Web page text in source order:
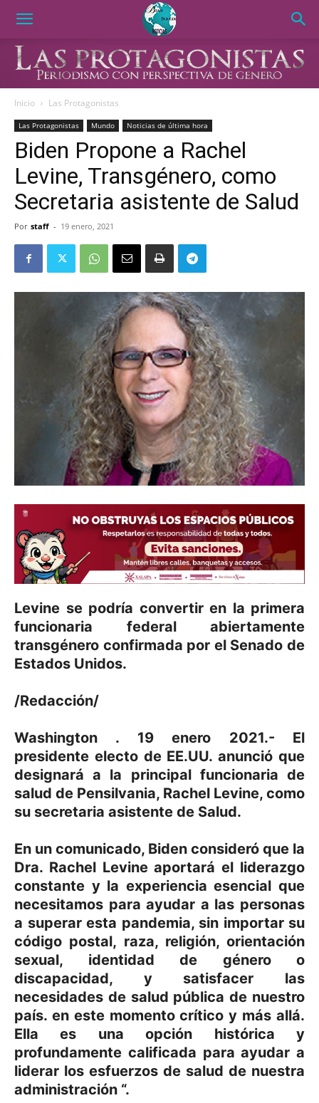
Inicio Las Protagonistas
Las Protagonistas Mundo Noticias de última hora
Biden Propone a Rachel
Levine, Transgénero, como
Secretaria asistente de Salud
Por staff - 19 enero, 2021
Levine se podría convertir en la primera
funcionaria federal abiertamente
transgénero confirmada por el Senado de
Estados Unidos.
/Redacción/
Washington . 19 enero 2021.- El
presidente electo de EE.UU. anunció que
designará a la principal funcionaria de
salud de Pensilvania, Rachel Levine, como
su secretaria asistente de Salud.
En un comunicado, Biden consideró que la
Dra. Rachel Levine aportará el liderazgo
constante y la experiencia esencial que
necesitamos para ayudar a las personas
a superar esta pandemia, sin importar su
código postal, raza, religión, orientación
sexual, identidad de género o
discapacidad, y satisfacer las
necesidades de salud pública de nuestro
país. en este momento crítico y más allá.
Ella es una opción histórica y
profundamente calificada para ayudar a
liderar los esfuerzos de salud de nuestra
administración “.